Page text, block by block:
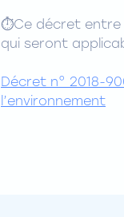
⏱️Ce décret entre
qui seront
Décret n° 2018-
l’environnement